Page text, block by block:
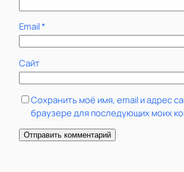
Email*
Сайт
Сохранить моё имя, email и адрес
браузере для последующих моих